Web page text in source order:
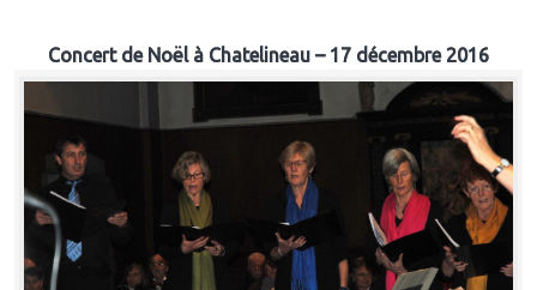
Concert de Noël à Chatelineau – 17 décembre 2016